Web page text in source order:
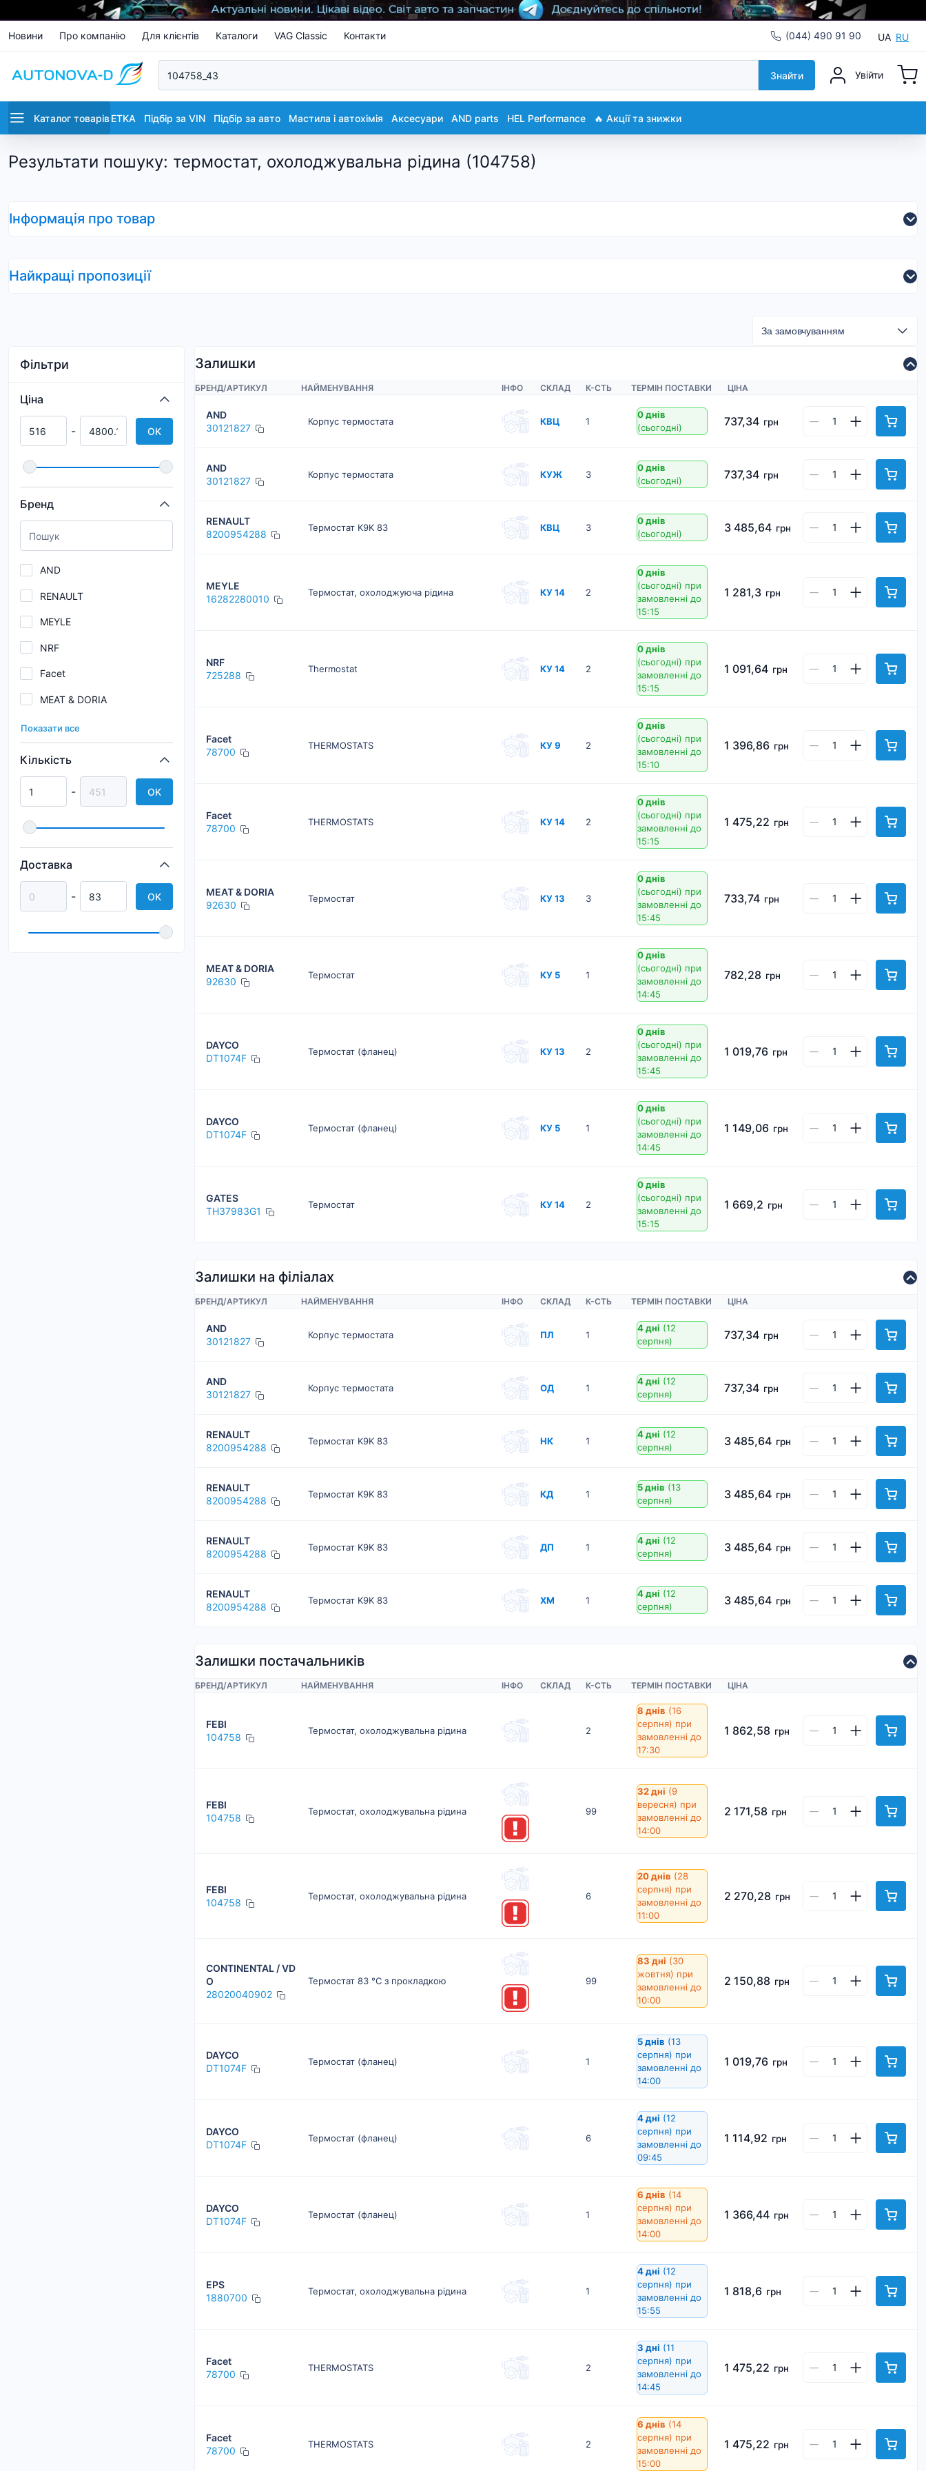
Новини Про компанію Для клієнтів Каталоги VAG Classic Контакти (044) 490 91 90 UA RU
Знайти Увійти
Каталог товарівETKA Підбір за VIN Підбір за авто Мастила і автохімія Аксесуари AND parts HEL Performance 🔥 Акції та знижки
Результати пошуку: термостат, охолоджувальна рідина (104758)
Інформація про товар
Найкращі пропозиції
Фільтри
Ціна
- OK
Бренд
AND
RENAULT
MEYLE
NRF
Facet
MEAT & DORIA
DAYCO
FEBI
CONTINENTAL / VDO
EPS
MAHLE / KNECHT
MASTER-SPORT GERMANY
MotoRad
Показати все
Кількість
- OK
Доставка
- OK
Залишки
БРЕНД/АРТИКУЛ НАЙМЕНУВАННЯ ІНФО СКЛАД К-CТЬ ТЕРМІН ПОСТАВКИ ЦІНА
AND
30121827
Корпус термостата КВЦ 1
0 днів
(сьогодні)
737,34 грн
AND
30121827
Корпус термостата КУЖ 3
0 днів
(сьогодні)
737,34 грн
RENAULT
8200954288
Термостат K9K 83 КВЦ 3
0 днів
(сьогодні)
3 485,64 грн
MEYLE
16282280010
Термостат, охолоджуюча рідина КУ 14 2
0 днів
(сьогодні) при
замовленні до
15:15
1 281,3 грн
NRF
725288
Thermostat КУ 14 2
0 днів
(сьогодні) при
замовленні до
15:15
1 091,64 грн
Facet
78700
THERMOSTATS КУ 9 2
0 днів
(сьогодні) при
замовленні до
15:10
1 396,86 грн
Facet
78700
THERMOSTATS КУ 14 2
0 днів
(сьогодні) при
замовленні до
15:15
1 475,22 грн
MEAT & DORIA
92630
Термостат КУ 13 3
0 днів
(сьогодні) при
замовленні до
15:45
733,74 грн
MEAT & DORIA
92630
Термостат КУ 5 1
0 днів
(сьогодні) при
замовленні до
14:45
782,28 грн
DAYCO
DT1074F
Термостат (фланец) КУ 13 2
0 днів
(сьогодні) при
замовленні до
15:45
1 019,76 грн
DAYCO
DT1074F
Термостат (фланец) КУ 5 1
0 днів
(сьогодні) при
замовленні до
14:45
1 149,06 грн
GATES
TH37983G1
Термостат КУ 14 2
0 днів
(сьогодні) при
замовленні до
15:15
1 669,2 грн
Залишки на філіалах
БРЕНД/АРТИКУЛ НАЙМЕНУВАННЯ ІНФО СКЛАД К-CТЬ ТЕРМІН ПОСТАВКИ ЦІНА
AND
30121827
Корпус термостата ПЛ 1
4 дні (12
серпня)
737,34 грн
AND
30121827
Корпус термостата ОД 1
4 дні (12
серпня)
737,34 грн
RENAULT
8200954288
Термостат K9K 83 НК 1
4 дні (12
серпня)
3 485,64 грн
RENAULT
8200954288
Термостат K9K 83 КД 1
5 днів (13
серпня)
3 485,64 грн
RENAULT
8200954288
Термостат K9K 83 ДП 1
4 дні (12
серпня)
3 485,64 грн
RENAULT
8200954288
Термостат K9K 83 ХМ 1
4 дні (12
серпня)
3 485,64 грн
Залишки постачальників
БРЕНД/АРТИКУЛ НАЙМЕНУВАННЯ ІНФО СКЛАД К-CТЬ ТЕРМІН ПОСТАВКИ ЦІНА
FEBI
104758
Термостат, охолоджувальна рідина 2
8 днів (16
серпня) при
замовленні до
17:30
1 862,58 грн
FEBI
104758
Термостат, охолоджувальна рідина 99
32 дні (9
вересня) при
замовленні до
14:00
2 171,58 грн
FEBI
104758
Термостат, охолоджувальна рідина 6
20 днів (28
серпня) при
замовленні до
11:00
2 270,28 грн
CONTINENTAL / VD
O
28020040902
Термостат 83 °С з прокладкою 99
83 дні (30
жовтня) при
замовленні до
10:00
2 150,88 грн
DAYCO
DT1074F
Термостат (фланец) 1
5 днів (13
серпня) при
замовленні до
14:00
1 019,76 грн
DAYCO
DT1074F
Термостат (фланец) 6
4 дні (12
серпня) при
замовленні до
09:45
1 114,92 грн
DAYCO
DT1074F
Термостат (фланец) 1
6 днів (14
серпня) при
замовленні до
14:00
1 366,44 грн
EPS
1880700
Термостат, охолоджувальна рідина 1
4 дні (12
серпня) при
замовленні до
15:55
1 818,6 грн
Facet
78700
THERMOSTATS 2
3 дні (11
серпня) при
замовленні до
14:45
1 475,22 грн
Facet
78700
THERMOSTATS 2
6 днів (14
серпня) при
замовленні до
15:00
1 475,22 грн